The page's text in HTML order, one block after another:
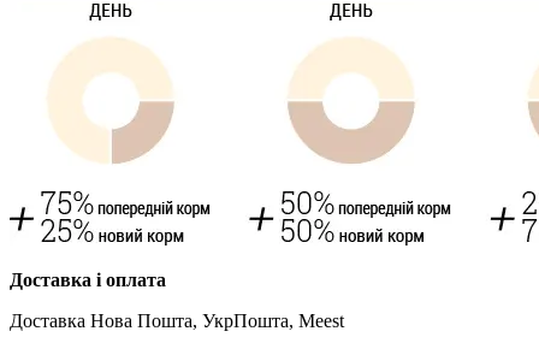
Доставка і оплата
Доставка Нова Пошта, УкрПошта, Meest